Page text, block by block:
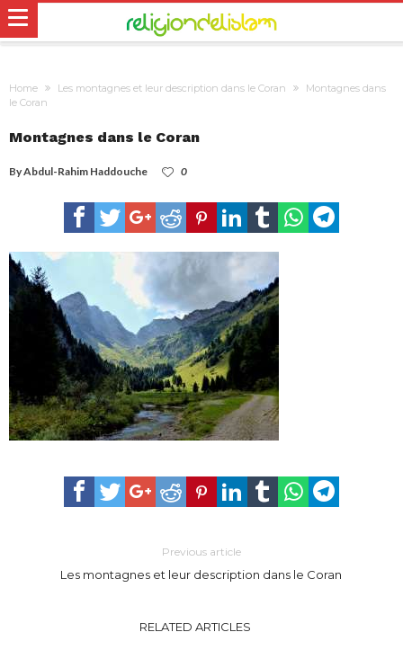
Home Les montagnes et leur description dans le Coran
Montagnes dans
le Coran
Montagnes dans le Coran
ByAbdul-Rahim Haddouche 0
Previous article
Les montagnes et leur description dans le Coran
RELATED ARTICLES